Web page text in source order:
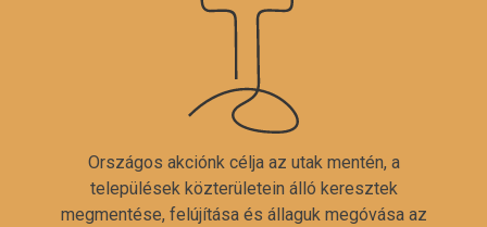
Országos akciónk célja az utak mentén, a
települések közterületein álló keresztek
megmentése, felújítása és állaguk megóvása az